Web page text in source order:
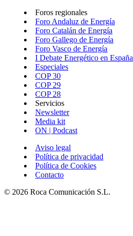
Foros regionales
Foro Andaluz de Energía
Foro Catalán de Energía
Foro Gallego de Energía
Foro Vasco de Energía
I Debate Energético en España
Especiales
COP 30
COP 29
COP 28
Servicios
Newsletter
Media kit
ON | Podcast
Aviso legal
Política de privacidad
Política de Cookies
Contacto
© 2026 Roca Comunicación S.L.